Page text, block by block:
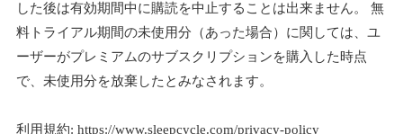
した後は有効期間中に購読を中止することは出来ません。 無
料トライアル期間の未使用分（あった場合）に関しては、ユ
ーザーがプレミアムのサブスクリプションを購入した時点
で、未使用分を放棄したとみなされます。
利用規約: https://www.sleepcycle.com/privacy-policy